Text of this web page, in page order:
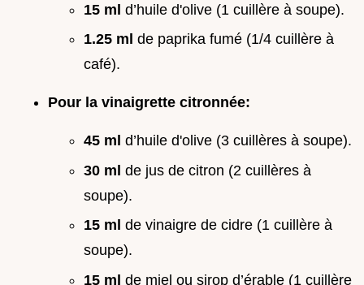
15 ml d’huile d'olive (1 cuillère à soupe).
1.25 ml de paprika fumé (1/4 cuillère à
café).
Pour la vinaigrette citronnée:
45 ml d’huile d'olive (3 cuillères à soupe).
30 ml de jus de citron (2 cuillères à
soupe).
15 ml de vinaigre de cidre (1 cuillère à
soupe).
15 ml de miel ou sirop d’érable (1 cuillère